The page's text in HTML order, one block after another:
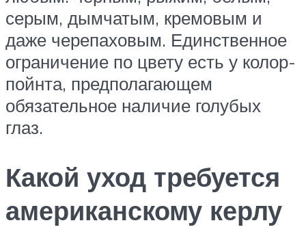
серым, дымчатым, кремовым и
даже черепаховым. Единственное
ограничение по цвету есть у колор-
пойнта, предполагающем
обязательное наличие голубых
глаз.
Какой уход требуется
американскому керлу